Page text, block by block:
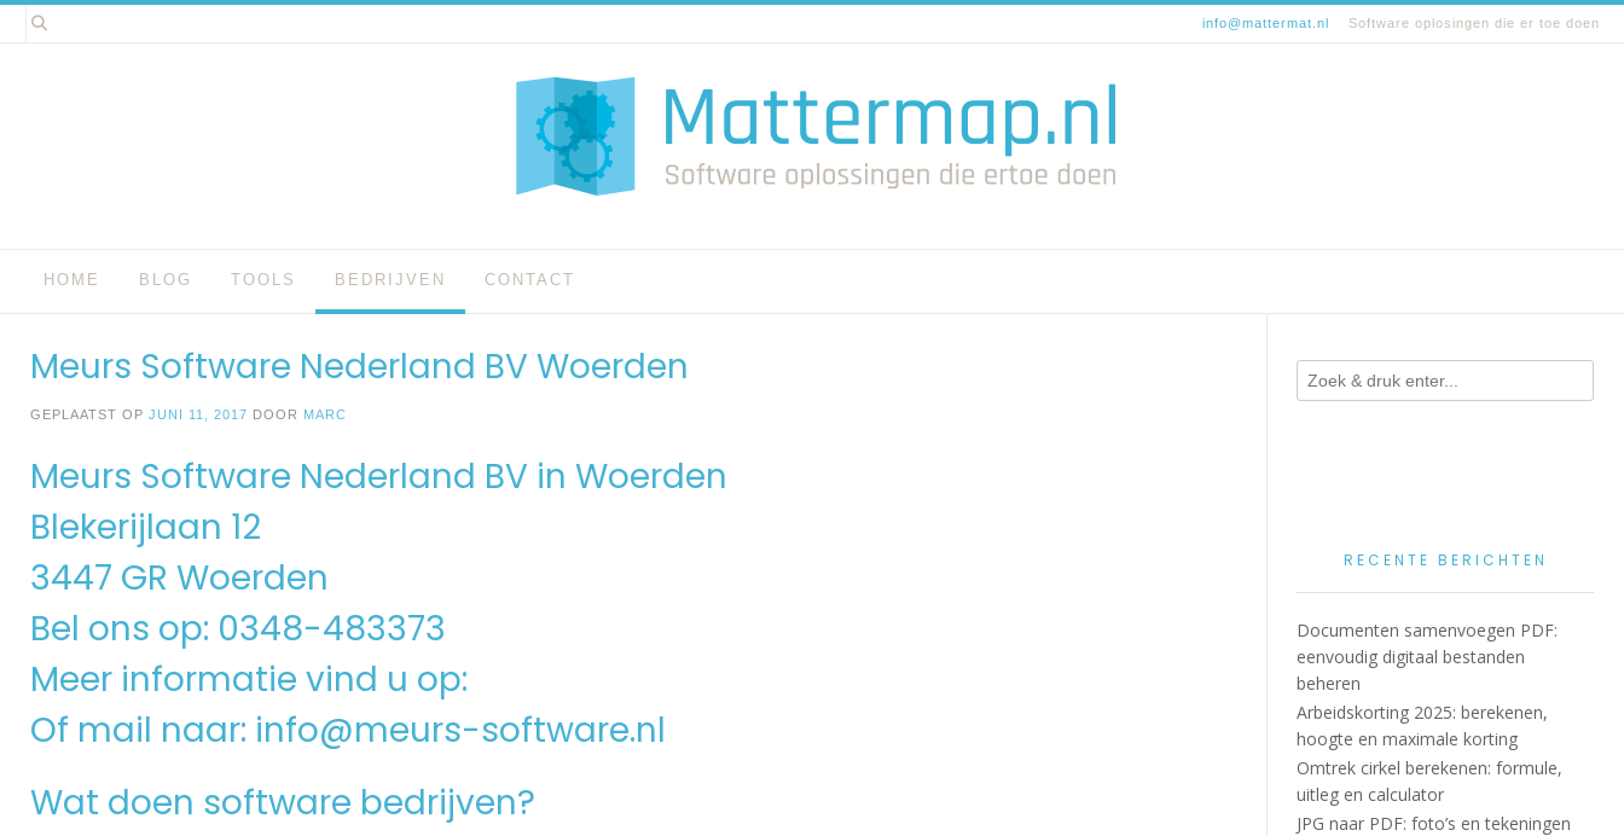
Spring
naar
info@mattermat.nl Software oplosingen die er toe doen
HOME BLOG TOOLS BEDRIJVEN CONTACT
Meurs Software Nederland BV Woerden
GEPLAATST OP JUNI 11, 2017 DOOR MARC
Meurs Software Nederland BV in Woerden
Blekerijlaan 12
3447 GR Woerden
Bel ons op: 0348-483373
Meer informatie vind u op:
Of mail naar: info@meurs-software.nl
Wat doen software bedrijven?
RECENTE BERICHTEN
Documenten samenvoegen PDF:
eenvoudig digitaal bestanden
beheren
Arbeidskorting 2025: berekenen,
hoogte en maximale korting
Omtrek cirkel berekenen: formule,
uitleg en calculator
JPG naar PDF: foto’s en tekeningen